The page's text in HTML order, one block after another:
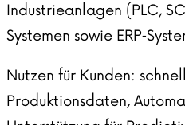
Industrieanlagen (PLC,
Systemen sowie
Nutzen für Kunden:
Produktionsdaten,